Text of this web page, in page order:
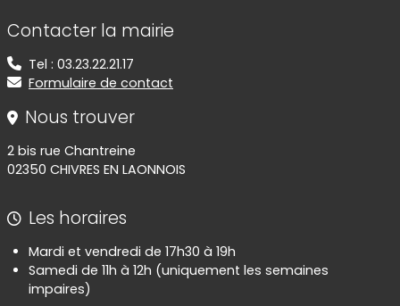
Informations de contact
Contacter la mairie
Tel : 03.23.22.21.17
Formulaire de contact
Nous trouver
2 bis rue Chantreine
02350 CHIVRES EN LAONNOIS
Les horaires
Mardi et vendredi de 17h30 à 19h
Samedi de 11h à 12h (uniquement les semaines
impaires)